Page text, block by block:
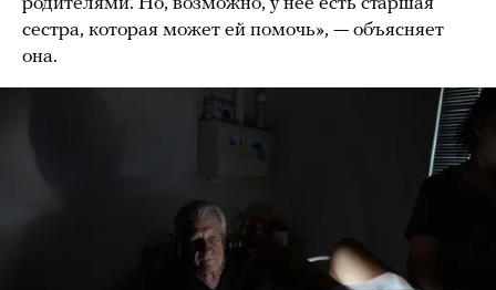
родителями. Но, возможно, у нее есть старшая
сестра, которая может ей помочь», — объясняет
она.